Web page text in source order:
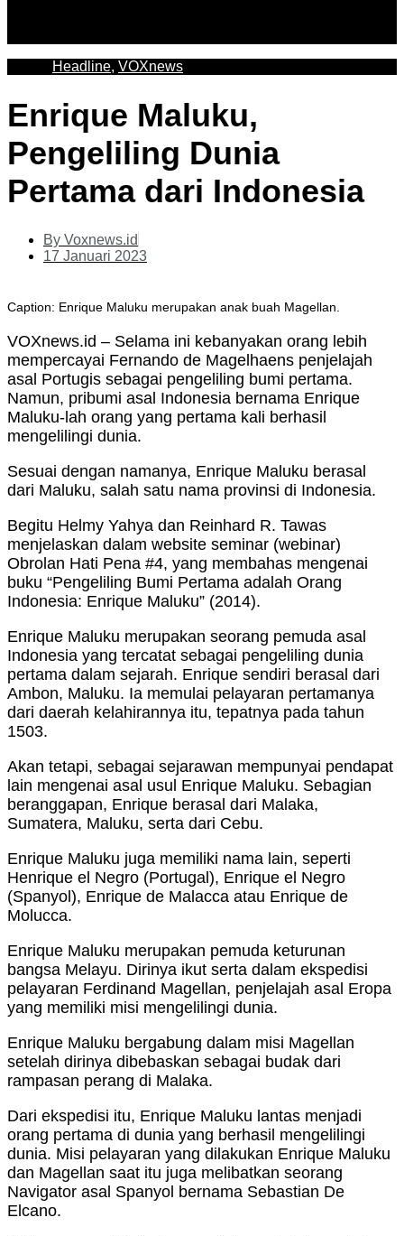
Headline, VOXnews
Enrique Maluku,
Pengeliling Dunia
Pertama dari Indonesia
By Voxnews.id
17 Januari 2023
Caption: Enrique Maluku merupakan anak buah Magellan.
VOXnews.id – Selama ini kebanyakan orang lebih
mempercayai Fernando de Magelhaens penjelajah
asal Portugis sebagai pengeliling bumi pertama.
Namun, pribumi asal Indonesia bernama Enrique
Maluku-lah orang yang pertama kali berhasil
mengelilingi dunia.
Sesuai dengan namanya, Enrique Maluku berasal
dari Maluku, salah satu nama provinsi di Indonesia.
Begitu Helmy Yahya dan Reinhard R. Tawas
menjelaskan dalam website seminar (webinar)
Obrolan Hati Pena #4, yang membahas mengenai
buku “Pengeliling Bumi Pertama adalah Orang
Indonesia: Enrique Maluku” (2014).
Enrique Maluku merupakan seorang pemuda asal
Indonesia yang tercatat sebagai pengeliling dunia
pertama dalam sejarah. Enrique sendiri berasal dari
Ambon, Maluku. Ia memulai pelayaran pertamanya
dari daerah kelahirannya itu, tepatnya pada tahun
1503.
Akan tetapi, sebagai sejarawan mempunyai pendapat
lain mengenai asal usul Enrique Maluku. Sebagian
beranggapan, Enrique berasal dari Malaka,
Sumatera, Maluku, serta dari Cebu.
Enrique Maluku juga memiliki nama lain, seperti
Henrique el Negro (Portugal), Enrique el Negro
(Spanyol), Enrique de Malacca atau Enrique de
Molucca.
Enrique Maluku merupakan pemuda keturunan
bangsa Melayu. Dirinya ikut serta dalam ekspedisi
pelayaran Ferdinand Magellan, penjelajah asal Eropa
yang memiliki misi mengelilingi dunia.
Enrique Maluku bergabung dalam misi Magellan
setelah dirinya dibebaskan sebagai budak dari
rampasan perang di Malaka.
Dari ekspedisi itu, Enrique Maluku lantas menjadi
orang pertama di dunia yang berhasil mengelilingi
dunia. Misi pelayaran yang dilakukan Enrique Maluku
dan Magellan saat itu juga melibatkan seorang
Navigator asal Spanyol bernama Sebastian De
Elcano.